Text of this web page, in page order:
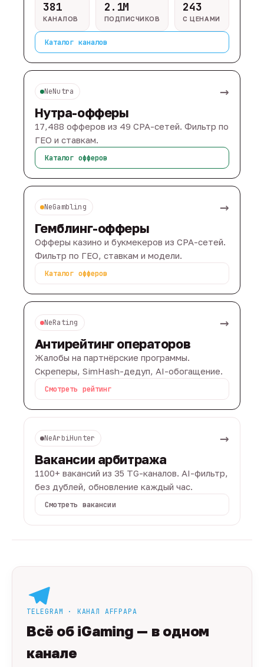
381
КАНАЛОВ
2.1M
ПОДПИСЧИКОВ
243
С ЦЕНАМИ
Каталог каналов
NeNutra →
Нутра-офферы
17,488 офферов из 49 CPA-сетей. Фильтр по
ГЕО и ставкам.
Каталог офферов
NeGambling →
Гемблинг-офферы
Офферы казино и букмекеров из CPA-сетей.
Фильтр по ГЕО, ставкам и модели.
Каталог офферов
NeRating →
Антирейтинг операторов
Жалобы на партнёрские программы.
Скреперы, SimHash-дедуп, AI-обогащение.
Смотреть рейтинг
NeArbiHunter →
Вакансии арбитража
1100+ вакансий из 35 TG-каналов. AI-фильтр,
без дублей, обновление каждый час.
Смотреть вакансии
TELEGRAM · КАНАЛ AFFPAPA
Всё об iGaming — в одном
канале